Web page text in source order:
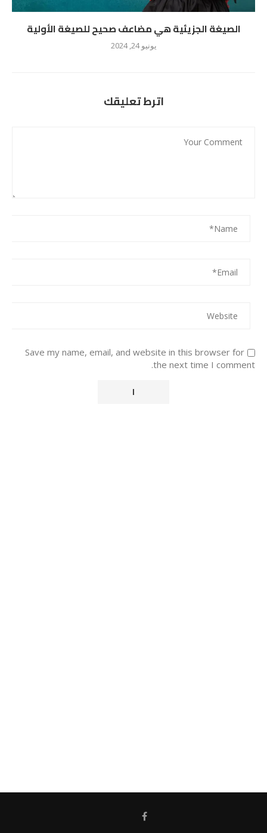
الصيغة الجزيئية هي مضاعف صحيح للصيغة الأولية
يونيو 24, 2024
اترط تعليقك
Save my name, email, and website in this browser for
the next time I comment.